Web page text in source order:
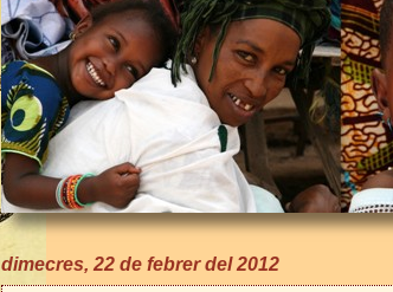
dimecres, 22 de febrer del 2012